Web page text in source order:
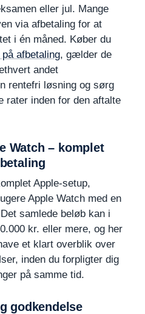
eller jul. Mange
via afbetaling for at
i én måned. Køber du
afbetaling, gælder de
andet
rentefri løsning og sørg
rater inden for den aftalte
Watch – komplet
Apple-setup,
Apple Watch med en
samlede beløb kan i
kr. eller mere, og her
et klart overblik over
inden du forpligter dig
på samme tid.
godkendelse